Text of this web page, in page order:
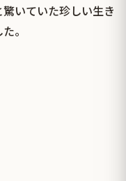
いていた珍しい生き
。